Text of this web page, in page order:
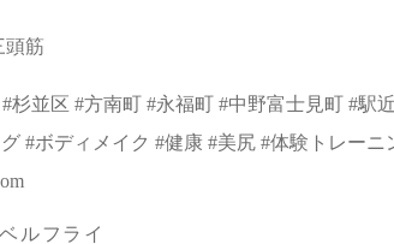
筋
杉並区 #方南町 #永福町 #中野富士見町 #駅
#ボディメイク #健康 #美尻 #体験トレーニ
ルフライ